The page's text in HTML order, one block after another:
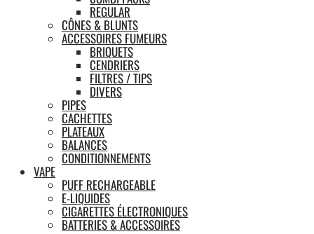
REGULAR
CÔNES & BLUNTS
ACCESSOIRES FUMEURS
BRIQUETS
CENDRIERS
FILTRES / TIPS
DIVERS
PIPES
CACHETTES
PLATEAUX
BALANCES
CONDITIONNEMENTS
VAPE
PUFF RECHARGEABLE
E-LIQUIDES
CIGARETTES ÉLECTRONIQUES
BATTERIES & ACCESSOIRES